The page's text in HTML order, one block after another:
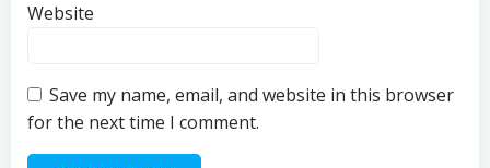
Website
Save my name, email, and website in this browser
for the next time I comment.